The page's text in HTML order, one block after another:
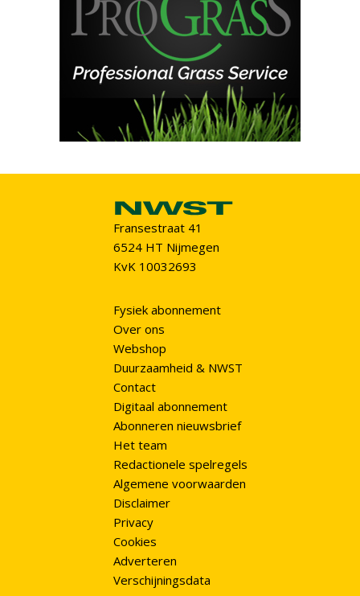
Fransestraat 41
6524 HT Nijmegen
KvK 10032693
Fysiek abonnement
Over ons
Webshop
Duurzaamheid & NWST
Contact
Digitaal abonnement
Abonneren nieuwsbrief
Het team
Redactionele spelregels
Algemene voorwaarden
Disclaimer
Privacy
Cookies
Adverteren
Verschijningsdata